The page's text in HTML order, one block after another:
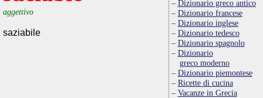
aggettivo
saziabile
Dizionario greco antico
Dizionario francese
Dizionario inglese
Dizionario tedesco
Dizionario spagnolo
Dizionario
greco moderno
Dizionario piemontese
Ricette di cucina
Vacanze in Grecia